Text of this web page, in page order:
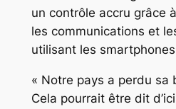
un contrôle accru grâce
les communications et
utilisant les
« Notre pays a perdu sa
Cela pourrait être dit